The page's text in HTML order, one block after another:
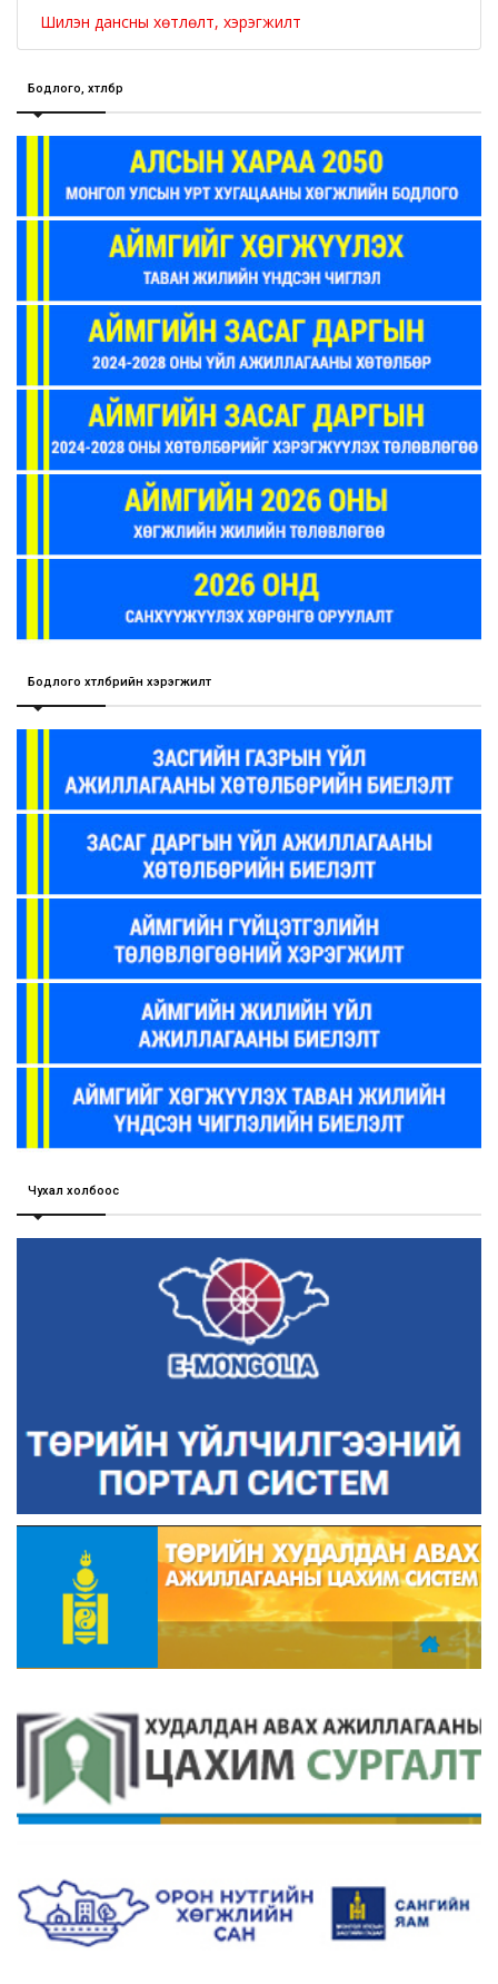
Шилэн дансны хөтлөлт, хэрэгжилт
Бодлого, хөтөлбөр
Бодлого хөтөлбөрийн хэрэгжилт
Чухал холбоос